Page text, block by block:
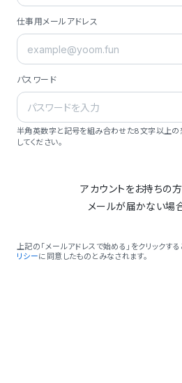
仕事用メールアドレス
パスワード
半角英数字と記号を組み合わせた8文字以上の
してください。
アカウントをお持ちの
メールが届かない場
上記の「メールアドレスで始める」をクリックする
リシーに同意したものとみなされます。